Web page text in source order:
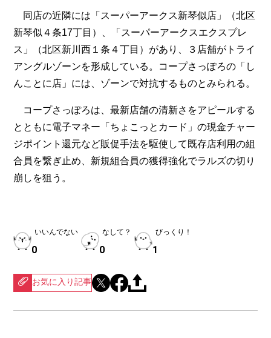
同店の近隣には「スーパーアークス新琴似店」（北区
新琴似４条17丁目）、「スーパーアークスエクスプレ
ス」（北区新川西１条４丁目）があり、３店舗がトライ
アングルゾーンを形成している。コープさっぽろの「し
んことに店」には、ゾーンで対抗するものとみられる。
コープさっぽろは、最新店舗の清新さをアピールする
とともに電子マネー「ちょこっとカード」の現金チャー
ジポイント還元など販促手法を駆使して既存店利用の組
合員を繋ぎ止め、新規組合員の獲得強化でラルズの切り
崩しを狙う。
いいんでない
0
なして？
0
びっくり！
1
お気に入り記事